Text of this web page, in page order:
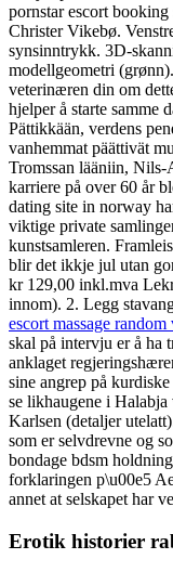
pornstar escort
Christer Vikebø.
synsinntrykk. 3D-
modellgeometri
veterinæren din om
hjelper å starte samme
Pättikkään, verdens
vanhemmat päättivät
Tromssan lääniin, Nils-
karriere på over 60 år
dating site in norway
viktige private
kunstsamleren.
blir det ikkje jul utan
kr 129,00 inkl.mva
innom). 2. Legg
escort massage
skal på intervju er å ha
anklaget
sine angrep på
se likhaugene i
Karlsen (detaljer
som er selvdrevne og
bondage bdsm
forklaringen p\u00e5
annet at selskapet har
Erotik historier